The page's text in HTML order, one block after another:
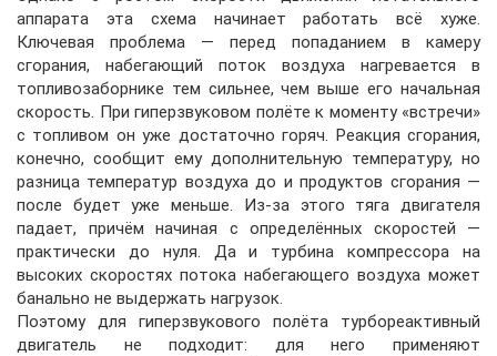
аппарата эта схема начинает работать всё хуже.
Ключевая проблема — перед попаданием в камеру
сгорания, набегающий поток воздуха нагревается в
топливозаборнике тем сильнее, чем выше его начальная
скорость. При гиперзвуковом полёте к моменту «встречи»
с топливом он уже достаточно горяч. Реакция сгорания,
конечно, сообщит ему дополнительную температуру, но
разница температур воздуха до и продуктов сгорания —
после будет уже меньше. Из-за этого тяга двигателя
падает, причём начиная с определённых скоростей —
практически до нуля. Да и турбина компрессора на
высоких скоростях потока набегающего воздуха может
банально не выдержать нагрузок.
Поэтому для гиперзвукового полёта турбореактивный
двигатель не подходит: для него применяют